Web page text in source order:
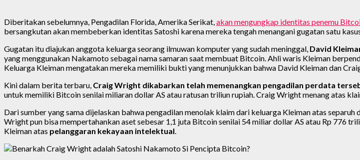
Diberitakan sebelumnya, Pengadilan Florida, Amerika Serikat, akan mengungkap identitas penemu
bersangkutan akan membeberkan identitas Satoshi karena mereka tengah menangani gugatan satu
Gugatan itu diajukan anggota keluarga seorang ilmuwan komputer yang sudah meninggal, David
yang menggunakan Nakamoto sebagai nama samaran saat membuat Bitcoin. Ahli waris Kleiman
Keluarga Kleiman mengatakan mereka memiliki bukti yang menunjukkan bahwa David Kleiman dan
Kini dalam berita terbaru, Craig Wright dikabarkan telah memenangkan pengadilan perdata
untuk memiliki Bitcoin senilai miliaran dollar AS atau ratusan triliun rupiah. Craig Wright menang atas
Dari sumber yang sama dijelaskan bahwa pengadilan menolak klaim dari keluarga Kleiman atas
Wright pun bisa mempertahankan aset sebesar 1,1 juta Bitcoin senilai 54 miliar dollar AS atau Rp 776
Kleiman atas pelanggaran kekayaan intelektual